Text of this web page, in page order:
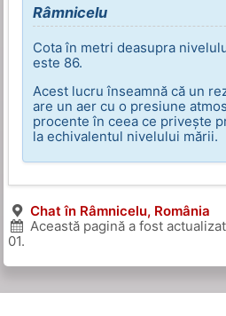
Râmnicelu
Cota în metri deasupra
este 86.
Acest lucru înseamnă că un
are un aer cu o presiune
procente în ceea ce privește
la echivalentul nivelului mării.
Chat în Râmnicelu, România
Această pagină a fost
01.